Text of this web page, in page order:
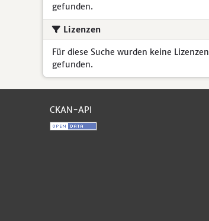
gefunden.
Lizenzen
Für diese Suche wurden keine Lizenzen
gefunden.
CKAN-API